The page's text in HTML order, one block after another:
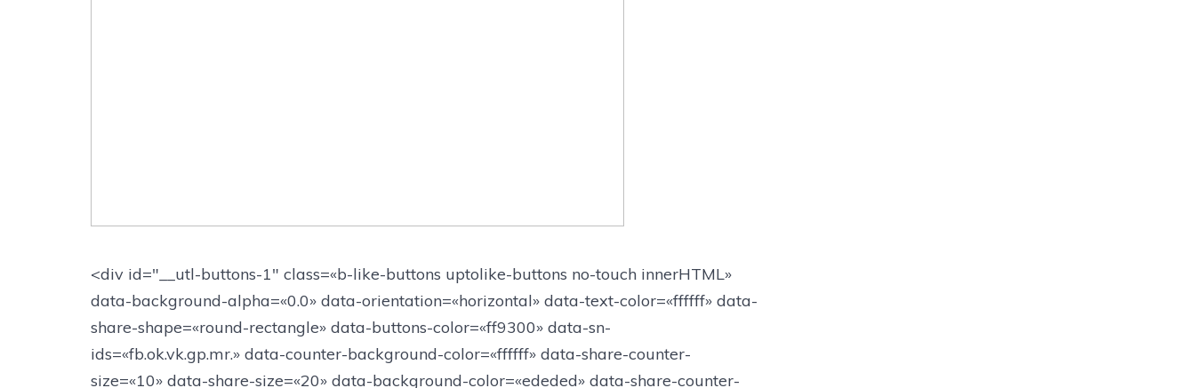
<div id="__utl-buttons-1" class=«b-like-buttons uptolike-buttons no-touch innerHTML»
data-background-alpha=«0.0» data-orientation=«horizontal» data-text-color=«ffffff» data-
share-shape=«round-rectangle» data-buttons-color=«ff9300» data-sn-
ids=«fb.ok.vk.gp.mr.» data-counter-background-color=«ffffff» data-share-counter-
size=«10» data-share-size=«20» data-background-color=«ededed» data-share-counter-